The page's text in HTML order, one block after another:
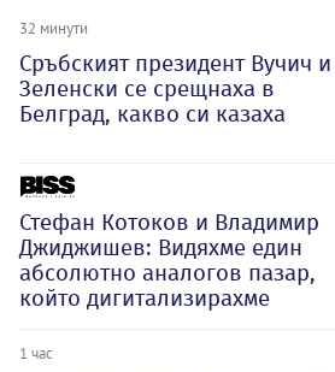
32 минути
Сръбският президент Вучич и
Зеленски се срещнаха в
Белград, какво си казаха
Стефан Котоков и Владимир
Джиджишев: Видяхме един
абсолютно аналогов пазар,
който дигитализирахме
1 час